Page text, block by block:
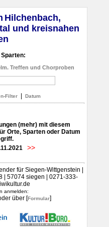
Hilchenbach,
und kreisnahen
Treffen und Chorproben
Filter Datum
(mehr) mit diesem
Orte, Sparten oder Datum
>>
für Siegen-Wittgenstein |
| 57074 siegen | 0271-333-
anmelden:
über [Formular]